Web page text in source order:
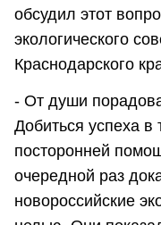
обсудил этот
экологического
Краснодарского
- От души
Добиться успеха в
посторонней
очередной раз
новороссийские